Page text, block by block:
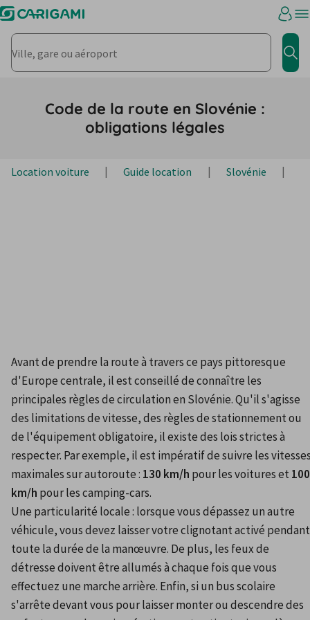
Ville, gare ou aéroport
Code de la route en Slovénie :
obligations légales
Location voiture Guide location Slovénie
Avant de prendre la route à travers ce pays pittoresque
d'Europe centrale, il est conseillé de connaître les
principales règles de circulation en Slovénie. Qu'il s'agisse
des limitations de vitesse, des règles de stationnement ou
de l'équipement obligatoire, il existe des lois strictes à
respecter. Par exemple, il est impératif de suivre les
maximales sur autoroute : 130 km/h pour les voitures et 100
km/h pour les camping-cars.
Une particularité locale : lorsque vous dépassez un autre
véhicule, vous devez laisser votre clignotant activé pendant
toute la durée de la manœuvre. De plus, les feux de
détresse doivent être allumés à chaque fois que vous
effectuez une marche arrière. Enfin, si un bus scolaire
s'arrête devant vous pour laisser monter ou descendre des